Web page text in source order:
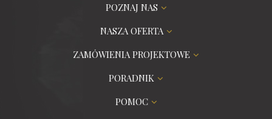
POZNAJ NAS
NASZA OFERTA
ZAMÓWIENIA PROJEKTOWE
PORADNIK
POMOC